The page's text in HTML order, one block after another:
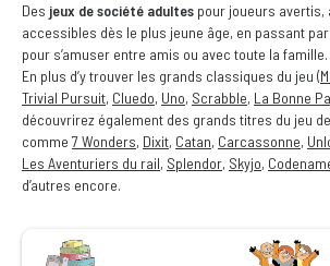
Des jeux de société adultes pour joueurs avertis,
accessibles dès le plus jeune âge, en passant
pour s’amuser entre amis ou avec toute la famille.
En plus d’y trouver les grands classiques du jeu (
Trivial Pursuit, Cluedo, Uno, Scrabble, La Bonne
découvrirez également des grands titres du jeu
comme 7 Wonders, Dixit, Catan, Carcassonne,
Les Aventuriers du rail, Splendor, Skyjo,
d’autres encore.